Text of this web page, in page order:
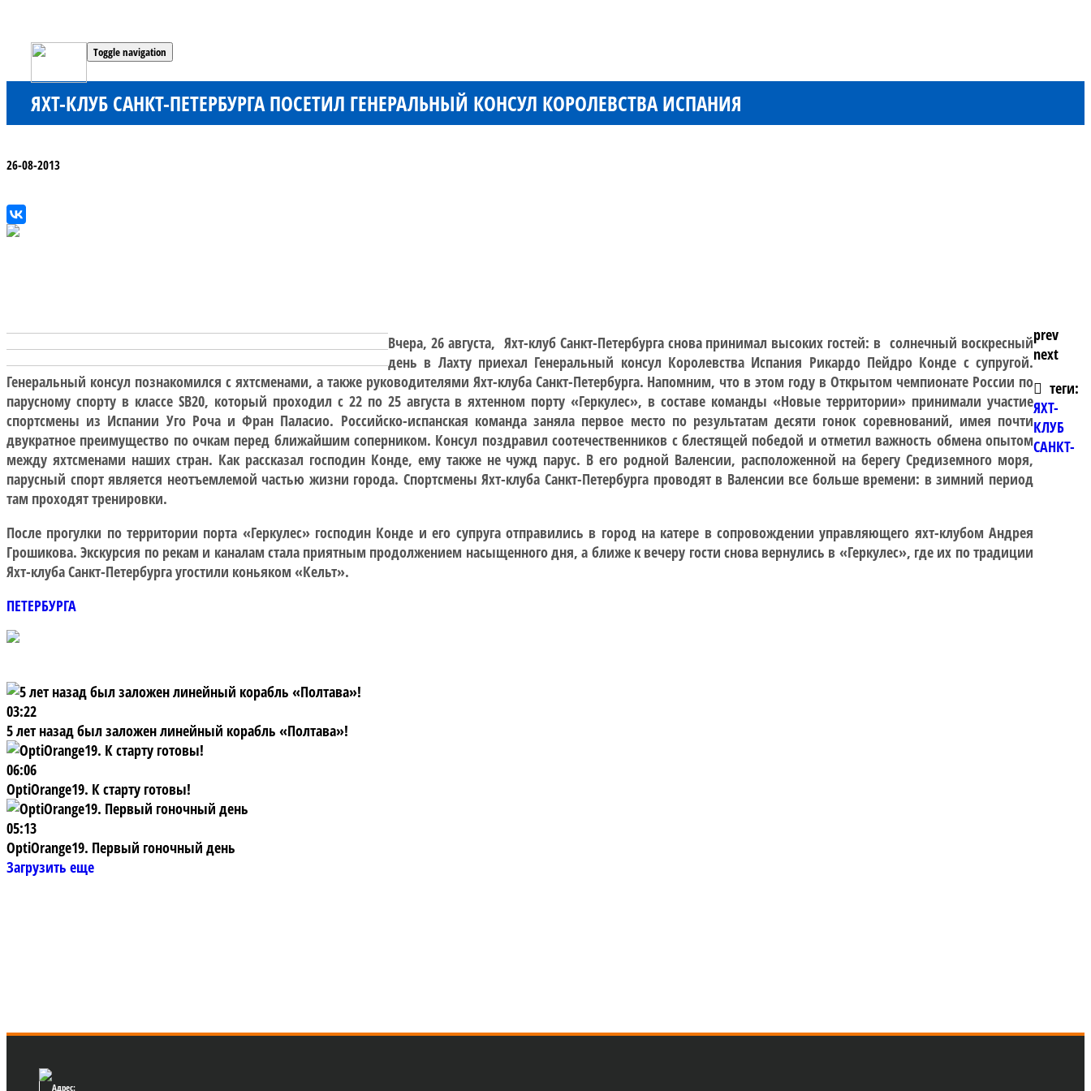
Toggle navigation
ЯХТ-КЛУБ САНКТ-ПЕТЕРБУРГА ПОСЕТИЛ ГЕНЕРАЛЬНЫЙ КОНСУЛ КОРОЛЕВСТВА ИСПАНИЯ
26-08-2013
Вчера, 26 августа, Яхт-клуб Санкт-Петербурга снова принимал высоких гостей: в солнечный воскресный
день в Лахту приехал Генеральный консул Королевства Испания Рикардо Пейдро Конде с супругой.
Генеральный консул познакомился с яхтсменами, а также руководителями Яхт-клуба Санкт-Петербурга. Напомним, что в этом году в Открытом чемпионате России по
парусному спорту в классе SB20, который проходил с 22 по 25 августа в яхтенном порту «Геркулес», в составе команды «Новые территории» принимали участие
спортсмены из Испании Уго Роча и Фран Паласио. Российско-испанская команда заняла первое место по результатам десяти гонок соревнований, имея почти
двукратное преимущество по очкам перед ближайшим соперником. Консул поздравил соотечественников с блестящей победой и отметил важность обмена опытом
между яхтсменами наших стран. Как рассказал господин Конде, ему также не чужд парус. В его родной Валенсии, расположенной на берегу Средиземного моря,
парусный спорт является неотъемлемой частью жизни города. Спортсмены Яхт-клуба Санкт-Петербурга проводят в Валенсии все больше времени: в зимний период
там проходят тренировки.
После прогулки по территории порта «Геркулес» господин Конде и его супруга отправились в город на катере в сопровождении управляющего яхт-клубом Андрея
Грошикова. Экскурсия по рекам и каналам стала приятным продолжением насыщенного дня, а ближе к вечеру гости снова вернулись в «Геркулес», где их по традиции
Яхт-клуба Санкт-Петербурга угостили коньяком «Кельт».
prev
next
теги:
ЯХТ-
КЛУБ
САНКТ-
ПЕТЕРБУРГА
03:22
5 лет назад был заложен линейный корабль «Полтава»!
06:06
OptiOrange19. К старту готовы!
05:13
OptiOrange19. Первый гоночный день
Загрузить еще
Адрес: